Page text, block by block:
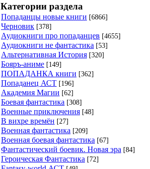
Категории раздела
Попаданцы новые книги [6866]
Черновик [378]
Аудиокниги про попаданцев [4655]
Аудиокниги не фантастика [53]
Альтернативная История [320]
Бояръ-аниме [149]
ПОПАДАНКА книги [362]
Попаданец АСТ [196]
Академия Магии [62]
Боевая фантастика [308]
Военные приключения [48]
В вихре времён [27]
Военная фантастика [209]
Военная боевая фантастика [67]
Фантастический боевик. Новая эра [84]
Героическая Фантастика [72]